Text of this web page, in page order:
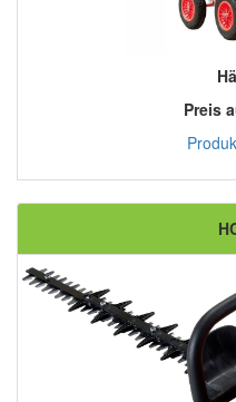
Preis